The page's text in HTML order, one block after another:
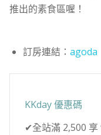
推出的素食區喔！
訂房連結： agoda
KKday 優惠碼
✔全站滿 2,500